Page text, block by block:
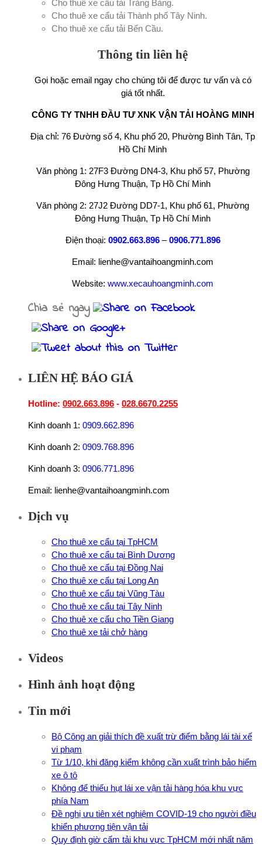
Cho thuê xe cẩu tải Trảng Bàng.
Cho thuê xe cẩu tải Thành phố Tây Ninh.
Cho thuê xe cẩu tải Bến Cầu.
Thông tin liên hệ
Gọi hoặc email ngay cho chúng tôi để được tư vấn và có
giá tốt nhất.
CÔNG TY TNHH ĐẦU TƯ XNK VẬN TẢI HOÀNG MINH
Địa chỉ: 76 Đường số 4, Khu phố 20, Phường Bình Tân, Tp
Hồ Chí Minh
Văn phòng 1: 27F3 Đường DN4-3, Khu phố 57, Phường
Đông Hưng Thuận, Tp Hồ Chí Minh
Văn phòng 2: 27J2 Đường DD7-1, Khu phố 61, Phường
Đông Hưng Thuận, Tp Hồ Chí Minh
Điện thoại: 0902.663.896–0906.771.896
Email: lienhe@vantaihoangminh.com
Website: www.xecauhoangminh.com
Chia sẻ ngay
LIÊN HỆ BÁO GIÁ
Hotline: 0902.663.896 - 028.6670.2255
Kinh doanh 1: 0909.662.896
Kinh doanh 2: 0909.768.896
Kinh doanh 3: 0906.771.896
Email: lienhe@vantaihoangminh.com
Dịch vụ
Cho thuê xe cẩu tại TpHCM
Cho thuê xe cẩu tại Bình Dương
Cho thuê xe cẩu tại Đồng Nai
Cho thuê xe cẩu tại Long An
Cho thuê xe cẩu tại Vũng Tàu
Cho thuê xe cẩu tại Tây Ninh
Cho thuê xe cẩu cho Tiền Giang
Cho thuê xe tải chở hàng
Videos
Hình ảnh hoạt động
Tin mới
Bộ Công an giải thích đề xuất trừ điểm bằng lái tài xế
vi phạm
Từ 1/10, khi đăng kiểm không cần xuất trình bảo hiểm
xe ô tô
Không để thiếu hụt lái xe vận tải hàng hóa khu vực
phía Nam
Đề nghị ưu tiên xét nghiệm COVID-19 cho người điều
khiển phương tiện vận tải
Quy định giờ cấm tải khu vực TpHCM mới nhất năm